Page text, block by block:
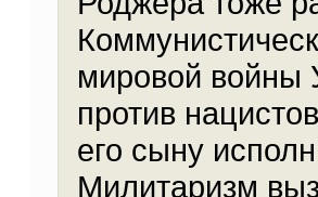
мировой войны
против
его сыну
Милитаризм